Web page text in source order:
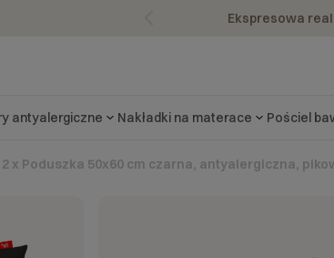
Ekspresowa
antyalergiczne Nakładki na materace Pościel
2 x Poduszka 50x60 cm czarna, antyalergiczna,